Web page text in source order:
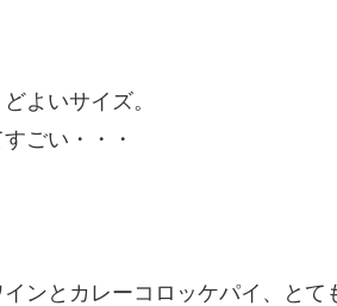
よいサイズ。
ごい・・・
ンとカレーコロッケパイ、とて